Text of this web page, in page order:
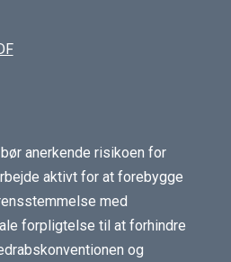
anerkende risikoen for
aktivt for at forebygge
med
forpligtelse til at forhindre
og